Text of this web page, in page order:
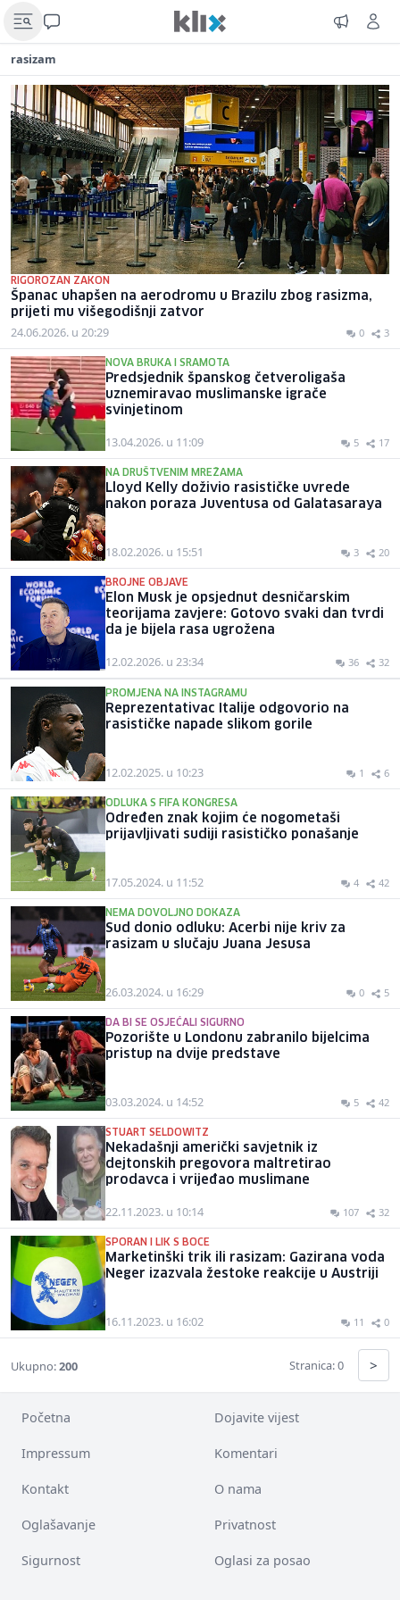
rasizam
RIGOROZAN ZAKON
Španac uhapšen na aerodromu u Brazilu zbog rasizma,
prijeti mu višegodišnji zatvor
24.06.2026. u 20:29 0 3
NOVA BRUKA I SRAMOTA
Predsjednik španskog četveroligaša
uznemiravao muslimanske igrače
svinjetinom
13.04.2026. u 11:09 5 17
NA DRUŠTVENIM MREŽAMA
Lloyd Kelly doživio rasističke uvrede
nakon poraza Juventusa od Galatasaraya
18.02.2026. u 15:51 3 20
BROJNE OBJAVE
Elon Musk je opsjednut desničarskim
teorijama zavjere: Gotovo svaki dan tvrdi
da je bijela rasa ugrožena
12.02.2026. u 23:34 36 32
PROMJENA NA INSTAGRAMU
Reprezentativac Italije odgovorio na
rasističke napade slikom gorile
12.02.2025. u 10:23 1 6
ODLUKA S FIFA KONGRESA
Određen znak kojim će nogometaši
prijavljivati sudiji rasističko ponašanje
17.05.2024. u 11:52 4 42
NEMA DOVOLJNO DOKAZA
Sud donio odluku: Acerbi nije kriv za
rasizam u slučaju Juana Jesusa
26.03.2024. u 16:29 0 5
DA BI SE OSJEĆALI SIGURNO
Pozorište u Londonu zabranilo bijelcima
pristup na dvije predstave
03.03.2024. u 14:52 5 42
STUART SELDOWITZ
Nekadašnji američki savjetnik iz
dejtonskih pregovora maltretirao
prodavca i vrijeđao muslimane
22.11.2023. u 10:14 107 32
SPORAN I LIK S BOCE
Marketinški trik ili rasizam: Gazirana voda
Neger izazvala žestoke reakcije u Austriji
16.11.2023. u 16:02 11 0
Ukupno:200 Stranica: 0 >
Početna Dojavite vijest
Impressum Komentari
Kontakt O nama
Oglašavanje Privatnost
Sigurnost Oglasi za posao